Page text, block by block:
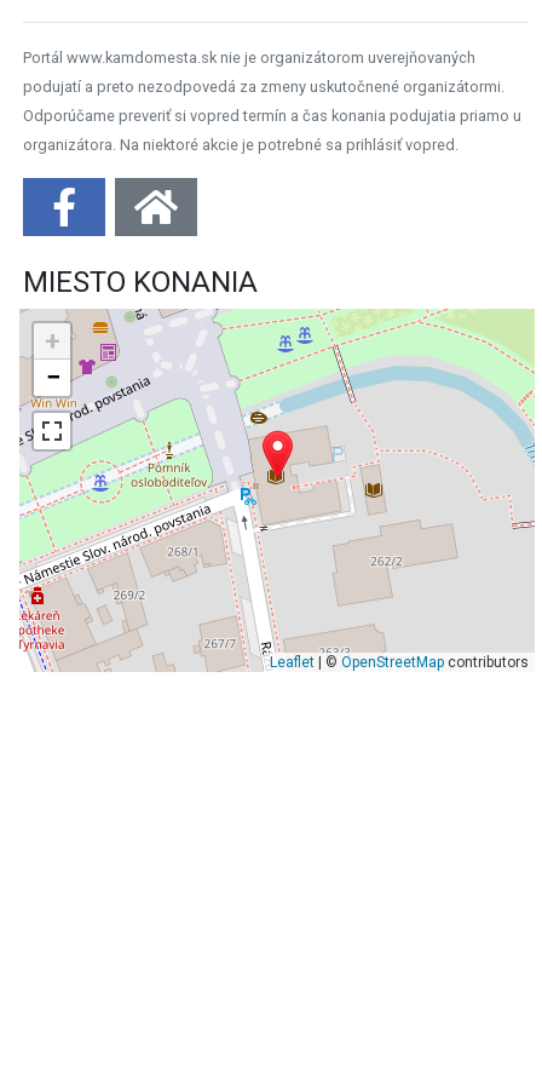
Portál www.kamdomesta.sk nie je organizátorom uverejňovaných
podujatí a preto nezodpovedá za zmeny uskutočnené organizátormi.
Odporúčame preveriť si vopred termín a čas konania podujatia priamo u
organizátora. Na niektoré akcie je potrebné sa prihlásiť vopred.
MIESTO KONANIA
+
−
Leaflet| © OpenStreetMapcontributors